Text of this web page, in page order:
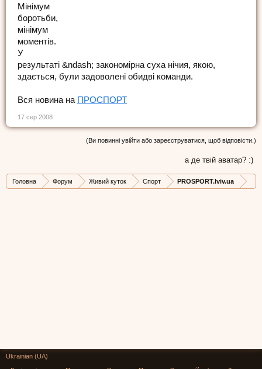
Мінімум
боротьби,
мінімум
моментів.
У
результаті &ndash; закономірна суха нічия, якою,
здається, були задоволені обидві команди.
Вся новина на ПРОСПОРТ
17 сер 2008
(Ви повинні увійти або зареєструватися, щоб відповісти.)
а де твій аватар? :)
Головна Форум Живий куток Спорт PROSPORT.lviv.ua
Ukrainian (UA)